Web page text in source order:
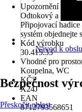
Upozornění
Odtokový a
Připojovací
systém objednejte
Kód výrobku
30.415.33
Vhodné pro
Koupelna, WC
KČZ
X24J
EAN
8712793568651
Návod k
Bezpečnost
Přeskočit oblast